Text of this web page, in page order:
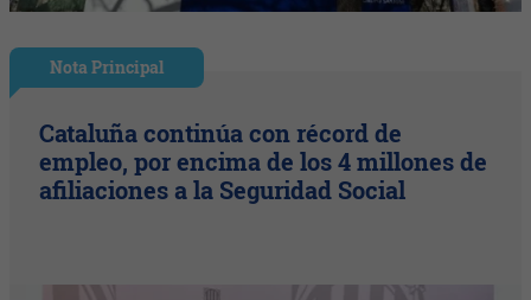
Nota Principal
Cataluña continúa con récord de
empleo, por encima de los 4 millones de
afiliaciones a la Seguridad Social